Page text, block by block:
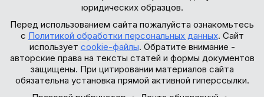
юридических образцов.
Перед использованием сайта пожалуйста ознакомьтесь
с Политикой обработки персональных данных. Сайт
использует cookie-файлы. Обратите внимание -
авторские права на тексты статей и формы документов
защищены. При цитировании материалов сайта
обязательна установка прямой активной гиперссылки.